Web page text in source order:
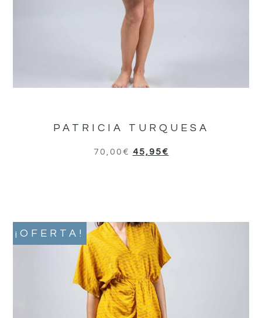
PATRICIA TURQUESA
70,00 € 45,95€
¡OFERTA!